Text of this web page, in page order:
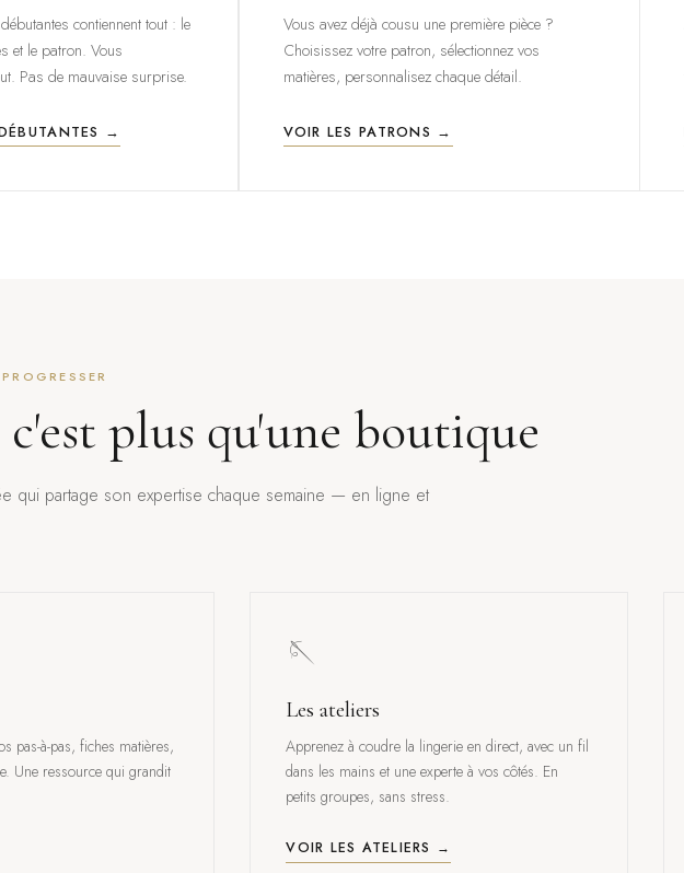
contiennent tout : le
et le patron. Vous
Pas de mauvaise surprise.
→
Vous avez déjà cousu une première pièce ?
Choisissez votre patron, sélectionnez vos
matières, personnalisez chaque détail.
VOIR LES PATRONS →
plus qu'une boutique
qui partage son expertise chaque semaine — en ligne et
pas-à-pas, fiches matières,
Une ressource qui grandit
🪡
Les ateliers
Apprenez à coudre la lingerie en direct, avec un fil
dans les mains et une experte à vos côtés. En
petits groupes, sans stress.
VOIR LES ATELIERS →